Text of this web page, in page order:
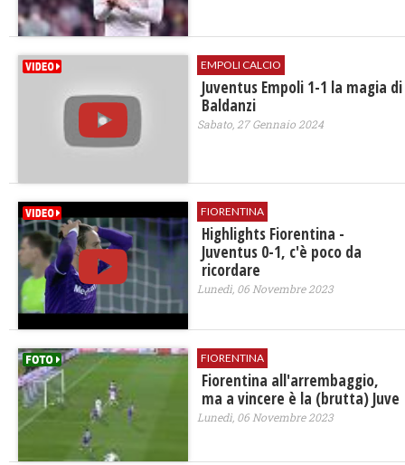
EMPOLI CALCIO
Juventus Empoli 1-1 la magia di
Baldanzi
Sabato, 27 Gennaio 2024
FIORENTINA
Highlights Fiorentina -
Juventus 0-1, c'è poco da
ricordare
Lunedì, 06 Novembre 2023
FIORENTINA
Fiorentina all'arrembaggio,
ma a vincere è la (brutta) Juve
Lunedì, 06 Novembre 2023